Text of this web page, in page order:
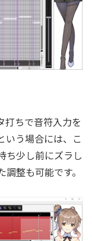
打ちで音符入力を
いう場合には、こ
ち少し前にズラし
整も可能です。